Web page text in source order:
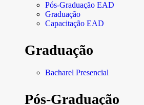
Pós-Graduação EAD
Graduação
Capacitação EAD
Graduação
Bacharel Presencial
Pós-Graduação